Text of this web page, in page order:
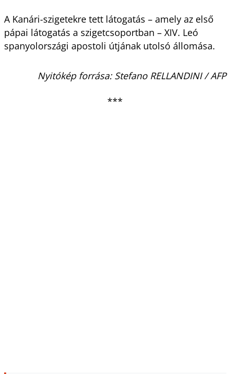
A Kanári-szigetekre tett látogatás – amely az első
pápai látogatás a szigetcsoportban – XIV. Leó
spanyolországi apostoli útjának utolsó állomása.
Nyitókép forrása: Stefano RELLANDINI / AFP
***